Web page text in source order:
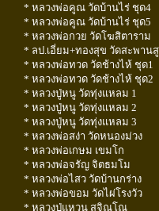
* หลวงพ่อคูณ วัดบ้านไร่ ชุด4
* หลวงพ่อคูณ วัดบ้านไร่ ชุด5
* หลวงพ่อกวย วัดโฆสิตาราม
* ลป.เอี่ยม+ทองสุข วัดสะพาน
* หลวงพ่อทวด วัดช้างไห้ ชุด1
* หลวงพ่อทวด วัดช้างไห้ ชุด2
* หลวงปู่หนู วัดทุ่งแหลม 1
* หลวงปู่หนู วัดทุ่งแหลม 2
* หลวงปู่หนู วัดทุ่งแหลม 3
* หลวงพ่อสง่า วัดหนองม่วง
* หลวงพ่อเกษม เขมโก
* หลวงพ่อจรัญ จิตธมโม
* หลวงพ่อไสว วัดบ้านกร่าง
* หลวงพ่อขอม วัดไผ่โรงวัว
* หลวงปู่แหวน สุจิณโณ